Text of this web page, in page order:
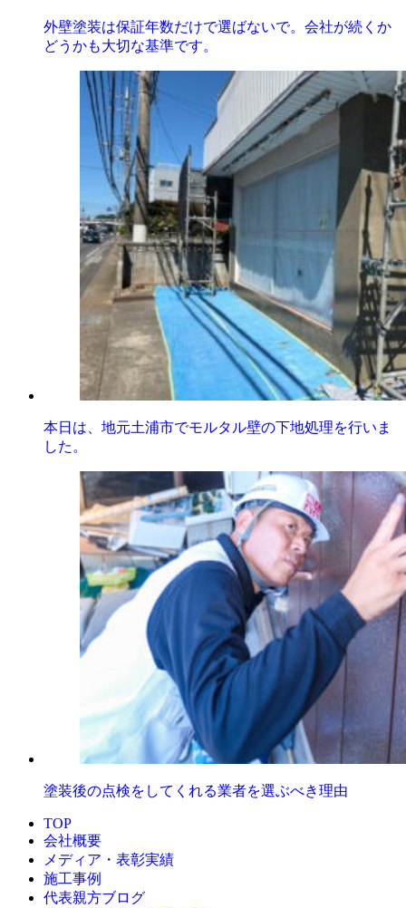
外壁塗装は保証年数だけで選ばないで。会社が続くか
どうかも大切な基準です。
本日は、地元土浦市でモルタル壁の下地処理を行いま
した。
塗装後の点検をしてくれる業者を選ぶべき理由
TOP
会社概要
メディア・表彰実績
施工事例
代表親方ブログ